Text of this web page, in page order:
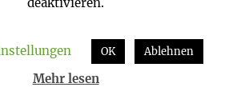
deaktivieren.
OK Ablehnen
Mehr lesen